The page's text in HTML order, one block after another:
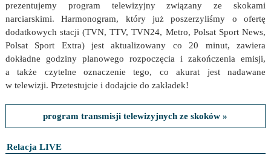
prezentujemy program telewizyjny związany ze skokami
narciarskimi. Harmonogram, który już poszerzyliśmy o ofertę
dodatkowych stacji (TVN, TTV, TVN24, Metro, Polsat Sport News,
Polsat Sport Extra) jest aktualizowany co 20 minut, zawiera
dokładne godziny planowego rozpoczęcia i zakończenia emisji,
a także czytelne oznaczenie tego, co akurat jest nadawane
w telewizji. Przetestujcie i dodajcie do zakładek!
program transmisji telewizyjnych ze skoków »
Relacja LIVE